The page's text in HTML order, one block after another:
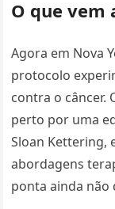
O que vem
Agora em Nova
protocolo
contra o câncer.
perto por uma
Sloan Kettering,
abordagens
ponta ainda não